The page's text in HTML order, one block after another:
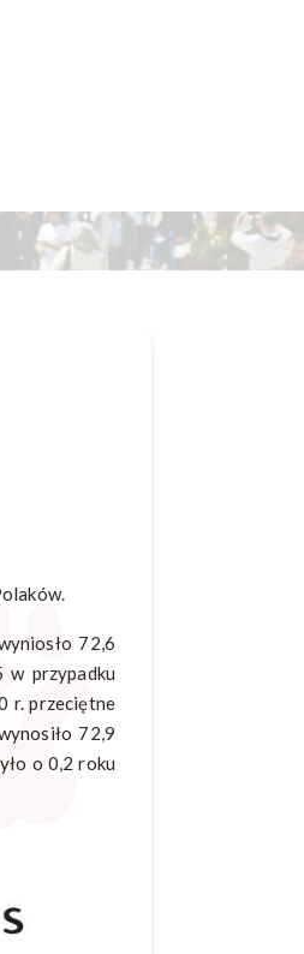
72,6
przypadku
r. przeciętne
72,9
o 0,2 roku